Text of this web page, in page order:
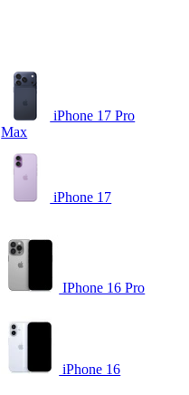
iPhone 17 Pro
Max
iPhone 17
IPhone 16 Pro
iPhone 16